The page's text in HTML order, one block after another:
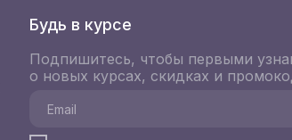
Будь в курсе
Подпишитесь, чтобы первыми
о новых курсах, скидках и